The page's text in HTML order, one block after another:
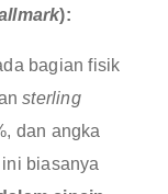
):
bagian fisik
sterling
dan angka
biasanya